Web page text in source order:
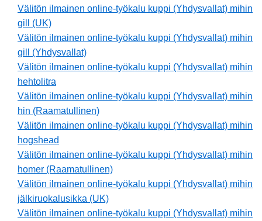
Välitön ilmainen online-työkalu kuppi (Yhdysvallat) mihin
gill (UK)
Välitön ilmainen online-työkalu kuppi (Yhdysvallat) mihin
gill (Yhdysvallat)
Välitön ilmainen online-työkalu kuppi (Yhdysvallat) mihin
hehtolitra
Välitön ilmainen online-työkalu kuppi (Yhdysvallat) mihin
hin (Raamatullinen)
Välitön ilmainen online-työkalu kuppi (Yhdysvallat) mihin
hogshead
Välitön ilmainen online-työkalu kuppi (Yhdysvallat) mihin
homer (Raamatullinen)
Välitön ilmainen online-työkalu kuppi (Yhdysvallat) mihin
jälkiruokalusikka (UK)
Välitön ilmainen online-työkalu kuppi (Yhdysvallat) mihin